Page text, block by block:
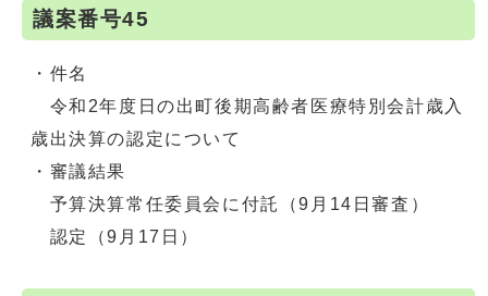
議案番号45
・件名
令和2年度日の出町後期高齢者医療特別会計歳入
歳出決算の認定について
・審議結果
予算決算常任委員会に付託（9月14日審査）
認定（9月17日）